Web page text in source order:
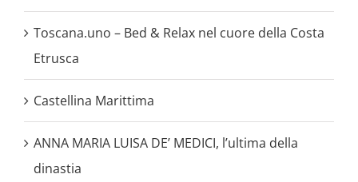
Toscana.uno – Bed & Relax nel cuore della Costa
Etrusca
Castellina Marittima
ANNA MARIA LUISA DE’ MEDICI, l’ultima della
dinastia